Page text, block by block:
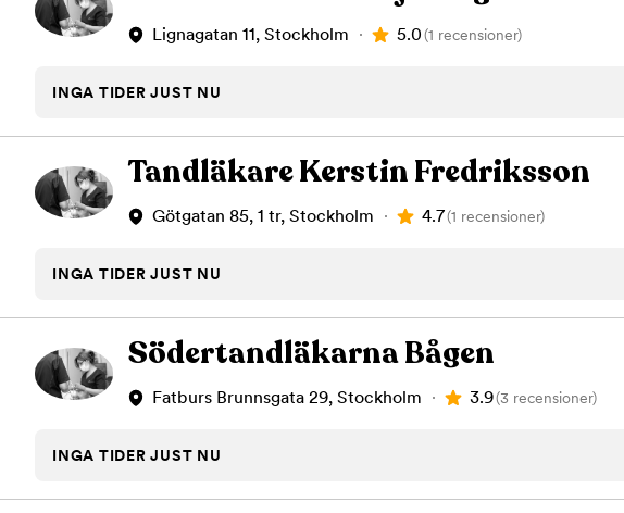
Lignagatan 11, Stockholm 5.0(1 recensioner)
INGA TIDER JUST NU
Tandläkare Kerstin Fredriksson
Götgatan 85, 1 tr, Stockholm 4.7(1 recensioner)
INGA TIDER JUST NU
Södertandläkarna Bågen
Fatburs Brunnsgata 29, Stockholm 3.9(3 recensioner)
INGA TIDER JUST NU